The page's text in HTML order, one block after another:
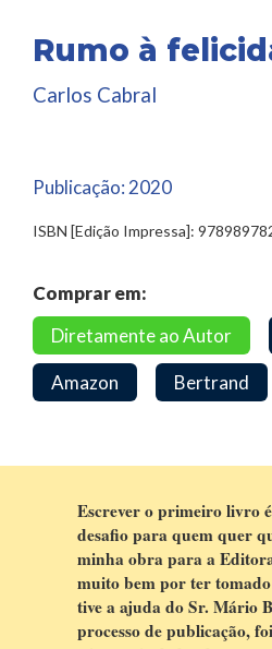
Rumo à
Carlos Cabral
Publicação:2020
ISBN [Edição Impressa]:
Comprar em:
Diretamente ao Autor
Amazon Bertrand
Escrever o primeiro livro
desafio para quem quer
minha obra para a
muito bem por ter tomado
tive a ajuda do Sr. Mário
processo de publicação,